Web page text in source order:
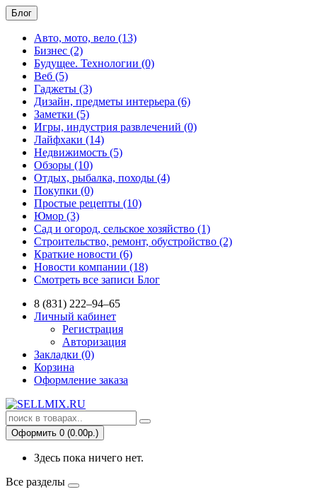
Блог
Авто, мото, вело (13)
Бизнес (2)
Будущее. Технологии (0)
Веб (5)
Гаджеты (3)
Дизайн, предметы интерьера (6)
Заметки (5)
Игры, индустрия развлечений (0)
Лайфхаки (14)
Недвижимость (5)
Обзоры (10)
Отдых, рыбалка, походы (4)
Покупки (0)
Простые рецепты (10)
Юмор (3)
Сад и огород, сельское хозяйство (1)
Строительство, ремонт, обустройство (2)
Краткие новости (6)
Новости компании (18)
Смотреть все записи Блог
8 (831) 222–94–65
Личный кабинет
Регистрация
Авторизация
Закладки (0)
Корзина
Оформление заказа
Оформить 0 (0.00р.)
Здесь пока ничего нет.
Все разделы